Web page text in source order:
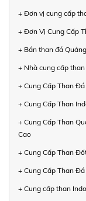
+ Đơn vị cung cấp
+ Đơn Vị Cung Cấp
+ Bán than đá
+ Nhà cung cấp
+ Cung Cấp Than
+ Cung Cấp Than
+ Cung Cấp Than
Cao
+ Cung Cấp Than
+ Cung Cấp Than
+ Cung cấp than